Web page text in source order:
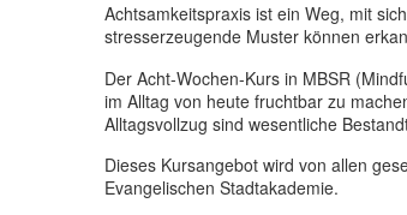
Achtsamkeitspraxis ist ein Weg, mit
stresserzeugende Muster können
Der Acht-Wochen-Kurs in MBSR
im Alltag von heute fruchtbar zu
Alltagsvollzug sind wesentliche
Dieses Kursangebot wird von allen
Evangelischen Stadtakademie.